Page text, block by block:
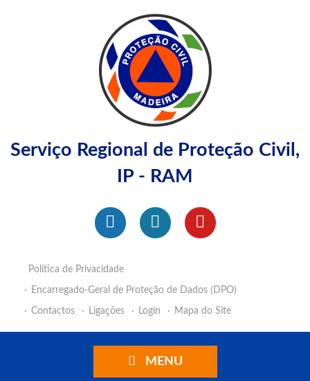
Serviço Regional de Proteção Civil,
IP - RAM
Política de Privacidade
Encarregado-Geral de Proteção de Dados (DPO)
Contactos
Ligações Login Mapa do Site
MENU